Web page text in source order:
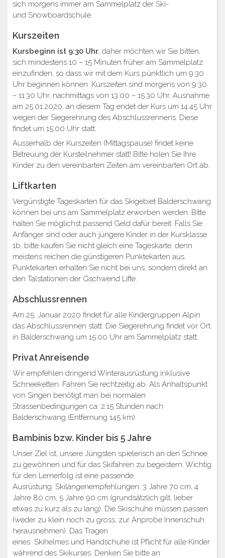
sich morgens immer am Sammelplatz der Ski-
und Snowboardschule.
Kurszeiten
Kursbeginn ist 9:30 Uhr , daher möchten wir Sie bitten,
sich mindestens 10 – 15 Minuten früher am Sammelplatz
einzufinden, so dass wir mit dem Kurs pünktlich um 9:30
Uhr beginnen können. Kurszeiten sind morgens von 9:30
– 11:30 Uhr, nachmittags von 13:00 – 15:30 Uhr. Ausnahme
am 25.01.2020, an diesem Tag endet der Kurs um 14:45 Uhr
wegen der Siegerehrung des Abschlussrennens. Diese
findet um 15:00 Uhr statt.
Ausserhalb der Kurszeiten (Mittagspause) findet keine
Betreuung der Kursteilnehmer statt! Bitte holen Sie Ihre
Kinder zu den vereinbarten Zeiten am vereinbarten Ort ab.
Liftkarten
Vergünstigte Tageskarten für das Skigebiet Balderschwang
können bei uns am Sammelplatz erworben werden. Bitte
halten Sie möglichst passend Geld dafür bereit. Falls Sie
Anfänger sind oder auch jüngere Kinder in der Kursklasse
1b, bitte kaufen Sie nicht gleich eine Tageskarte, denn
meistens reichen die günstigeren Punktekarten aus.
Punktekarten erhalten Sie nicht bei uns, sondern direkt an
den Talstationen der Gschwend Lifte.
Abschlussrennen
Am 25. Januar 2020 findet für alle Kindergruppen Alpin
das Abschlussrennen statt. Die Siegerehrung findet vor Ort
in Balderschwang um 15:00 Uhr am Sammelplatz statt.
Privat Anreisende
Wir empfehlen dringend Winterausrüstung inklusive
Schneeketten. Fahren Sie rechtzeitig ab. Als Anhaltspunkt:
von Singen benötigt man bei normalen
Strassenbedingungen ca. 2:15 Stunden nach
Balderschwang (Entfernung 145 km).
Bambinis bzw. Kinder bis 5 Jahre
Unser Ziel ist, unsere Jüngsten spielerisch an den Schnee
zu gewöhnen und für das Skifahren zu begeistern. Wichtig
für den Lernerfolg ist eine passende
Ausrüstung. Skilängenempfehlungen: 3 Jahre 70 cm, 4
Jahre 80 cm, 5 Jahre 90 cm (grundsätzlich gilt, lieber
etwas zu kurz als zu lang). Die Skischuhe müssen passen
(weder zu klein noch zu gross, zur Anprobe Innenschuh
herausnehmen). Das Tragen
eines Skihelmes und Handschuhe ist Pflicht für alle Kinder
während des Skikurses. Denken Sie bitte an